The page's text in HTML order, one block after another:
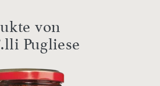
von
Pugliese